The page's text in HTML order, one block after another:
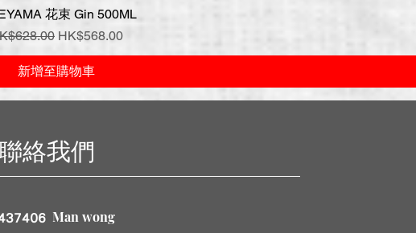
快速瀏覽
花束 Gin 500ML
價格
促銷價格
HK$568.00
新增至購物車
絡我們
Man wong